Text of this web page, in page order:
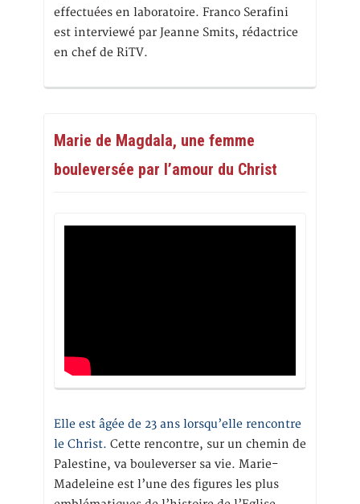
effectuées en laboratoire. Franco Serafini
est interviewé par Jeanne Smits, rédactrice
en chef de RiTV.
Marie de Magdala, une femme
bouleversée par l’amour du Christ
Elle est âgée de 23 ans lorsqu’elle rencontre
le Christ. Cette rencontre, sur un chemin de
Palestine, va bouleverser sa vie. Marie-
Madeleine est l’une des figures les plus